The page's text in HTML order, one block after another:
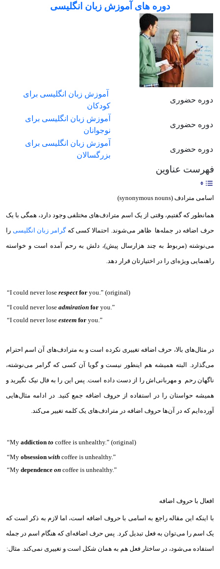
دوره های آموزش زبان انگلیسی
دوره حضوری
آموزش زبان انگلیسی برای
کودکان
دوره حضوری
آموزش زبان انگلیسی برای
نوجوانان
دوره حضوری
آموزش زبان انگلیسی برای
بزرگسالان
فهرست عناوین
اسامی مترادف (synonymous nouns)
همانطور که گفتیم، وقتی از یک اسم مترادف‌های مختلفی وجود دارد، همگی با یک
حرف اضافه در جمله‌ها ظاهر می‌شوند. احتمالا کسی کهگرامر زبان انگلیسی را
می‌نوشته (مربوط به چند هزارسال پیش)،‌ دلش به رحم آمده است و خواسته
راهنمایی ویژه‌ای را در اختیارتان قرار دهد.
“I could never lose respect for you.” (original)
“I could never lose admiration for you.”
“I could never lose esteem for you.”
در مثال‌های بالا، حرف اضافه تغییری نکرده است و به مترادف‌های آن اسم احترام
می‌گذارد. البته همیشه هم اینطور نیست و گویا آن کسی که گرامر می‌نوشته،
ناگهان رحم و مهربانی‌اش را از دست داده است. پس این را به فال نیک نگیرید و
همیشه حواستان را در استفاده از حروف اضافه جمع کنید. در ادامه مثال‌هایی
آورده‌ایم که در آن‌ها حروف اضافه در مترادف‌های یک کلمه تغییر می‌کند.
“My addiction to coffee is unhealthy.” (original)
“My obsession with coffee is unhealthy.”
“My dependence on coffee is unhealthy.”
افعال با حروف اضافه
با اینکه این مقاله راجع به اسامی با حروف اضافه است،‌ اما لازم به ذکر است که
یک اسم را می‌توان به فعل تبدیل کرد. پس حرف اضافه‌ای که هنگام اسم در جمله
استفاده می‌شود، در ساختار فعل هم به همان شکل است و تغییری نمی‌کند. مثال:‌